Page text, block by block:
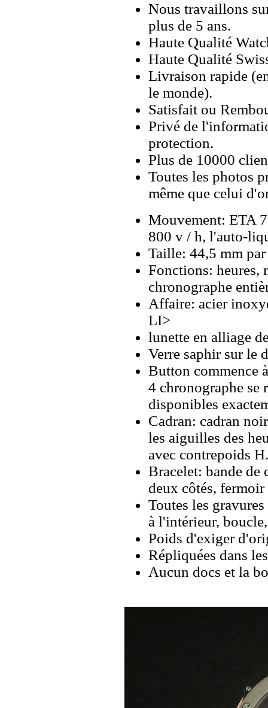
Nous travaillons
plus de 5 ans.
Haute Qualité
Haute Qualité
Livraison rapide
le monde).
Satisfait ou
Privé de
protection.
Plus de 10000
Toutes les photos
même que celui
Mouvement: ETA
800 v / h, l'auto-
Taille: 44,5 mm
Fonctions: heures,
chronographe
Affaire: acier
LI>
lunette en alliage
Verre saphir sur le
Button commence
4 chronographe se
disponibles
Cadran: cadran
les aiguilles des
avec contrepoids H.
Bracelet: bande
deux côtés,
Toutes les
à l'intérieur,
Poids d'exiger
Répliquées dans
Aucun docs et la